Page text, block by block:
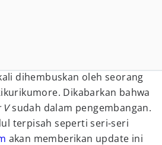
dihembuskan oleh seorang
Dikabarkan bahwa
Vsudah dalam pengembangan.
terpisah seperti seri-seri
akan memberikan update ini